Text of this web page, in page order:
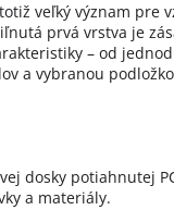
veľký význam pre
prvá vrstva je
– od
vybranou
dosky potiahnutej
a materiály.